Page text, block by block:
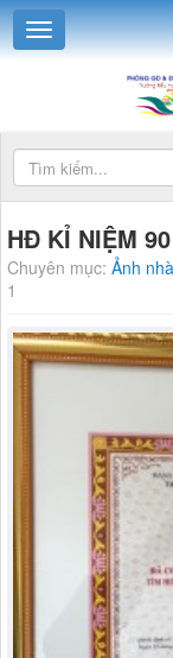
HĐ KỈ NIỆM
Chuyên mục: Ảnh
1